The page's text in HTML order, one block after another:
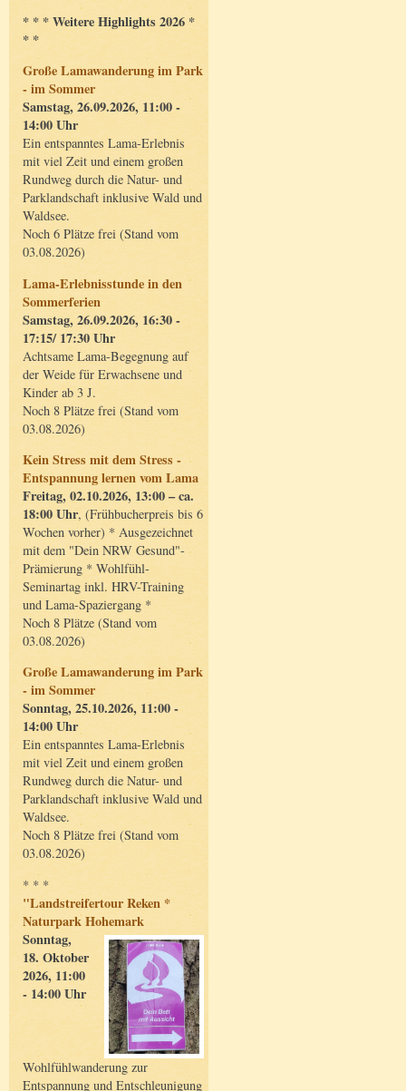
* * * Weitere Highlights 2026 *
* *
Große Lamawanderung im Park
- im Sommer
Samstag, 26.09.2026, 11:00 -
14:00 Uhr
Ein entspanntes Lama-Erlebnis
mit viel Zeit und einem großen
Rundweg durch die Natur- und
Parklandschaft inklusive Wald und
Waldsee.
Noch 6 Plätze frei (Stand vom
03.08.2026)
Lama-Erlebnisstunde in den
Sommerferien
Samstag, 26.09.2026, 16:30 -
17:15/ 17:30 Uhr
Achtsame Lama-Begegnung auf
der Weide für Erwachsene und
Kinder ab 3 J.
Noch 8 Plätze frei (Stand vom
03.08.2026)
Kein Stress mit dem Stress -
Entspannung lernen vom Lama
Freitag, 02.10.2026, 13:00 – ca.
18:00 Uhr, (Frühbucherpreis bis 6
Wochen vorher) * Ausgezeichnet
mit dem "Dein NRW Gesund"-
Prämierung * Wohlfühl-
Seminartag inkl. HRV-Training
und Lama-Spaziergang *
Noch 8 Plätze (Stand vom
03.08.2026)
Große Lamawanderung im Park
- im Sommer
Sonntag, 25.10.2026, 11:00 -
14:00 Uhr
Ein entspanntes Lama-Erlebnis
mit viel Zeit und einem großen
Rundweg durch die Natur- und
Parklandschaft inklusive Wald und
Waldsee.
Noch 8 Plätze frei (Stand vom
03.08.2026)
* * *
"Landstreifertour Reken *
Naturpark Hohemark
Sonntag,
18. Oktober
2026, 11:00
- 14:00 Uhr
Wohlfühlwanderung zur
Entspannung und Entschleunigung